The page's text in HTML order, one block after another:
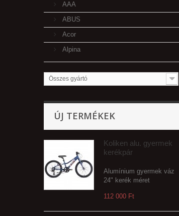
AAA
ABUS
Acor
Alpina
Összes gyártó
ÚJ TERMÉKEK
Koliken alu. gyermek
kerékpár
Alumínium gyermek váz
24" kerék méret
112 000 Ft‎